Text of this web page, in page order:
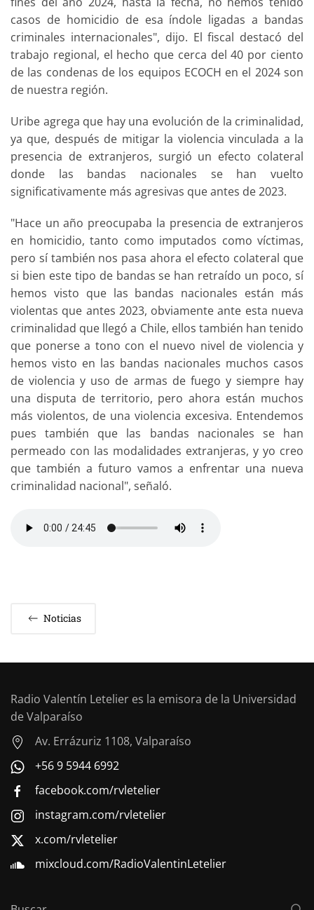
casos de homicidio de esa índole ligadas a bandas
criminales internacionales", dijo. El fiscal destacó del
trabajo regional, el hecho que cerca del 40 por ciento
de las condenas de los equipos ECOCH en el 2024 son
de nuestra región.
Uribe agrega que hay una evolución de la criminalidad,
ya que, después de mitigar la violencia vinculada a la
presencia de extranjeros, surgió un efecto colateral
donde las bandas nacionales se han vuelto
significativamente más agresivas que antes de 2023.
"Hace un año preocupaba la presencia de extranjeros
en homicidio, tanto como imputados como víctimas,
pero sí también nos pasa ahora el efecto colateral que
si bien este tipo de bandas se han retraído un poco, sí
hemos visto que las bandas nacionales están más
violentas que antes 2023, obviamente ante esta nueva
criminalidad que llegó a Chile, ellos también han tenido
que ponerse a tono con el nuevo nivel de violencia y
hemos visto en las bandas nacionales muchos casos
de violencia y uso de armas de fuego y siempre hay
una disputa de territorio, pero ahora están muchos
más violentos, de una violencia excesiva. Entendemos
pues también que las bandas nacionales se han
permeado con las modalidades extranjeras, y yo creo
que también a futuro vamos a enfrentar una nueva
criminalidad nacional", señaló.
Noticias
Radio Valentín Letelier es la emisora de la Universidad
de Valparaíso
Av. Errázuriz 1108, Valparaíso
+56 9 5944 6992
facebook.com/rvletelier
instagram.com/rvletelier
x.com/rvletelier
mixcloud.com/RadioValentinLetelier